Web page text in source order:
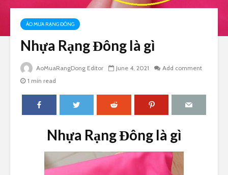
ÁO MƯA RẠNG ĐÔNG
Nhựa Rạng Đông là gì
AoMuaRangDong Editor June 4, 2021
Add comment
1 min read
Nhựa Rạng Đông là gì